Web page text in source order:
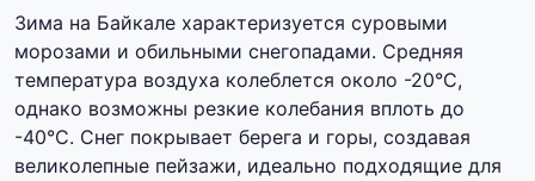
Зима на Байкале характеризуется суровыми
морозами и обильными снегопадами. Средняя
температура воздуха колеблется около -20°C,
однако возможны резкие колебания вплоть до
-40°C. Снег покрывает берега и горы, создавая
великолепные пейзажи, идеально подходящие для